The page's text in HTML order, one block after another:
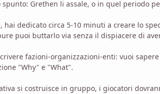
Grethen li assale, o in quel periodo
hai dedicato circa 5-10 minuti a creare lo
puoi buttarlo via senza il dispiacere di
fazioni-organizzazioni-enti: vuoi
"Why" e "What".
si costruisce in gruppo, i giocatori